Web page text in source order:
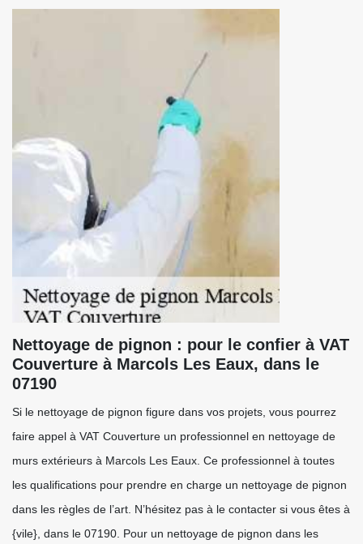
Nettoyage de pignon : pour le confier à VAT
Couverture à Marcols Les Eaux, dans le
07190
Si le nettoyage de pignon figure dans vos projets, vous pourrez
faire appel à VAT Couverture un professionnel en nettoyage de
murs extérieurs à Marcols Les Eaux. Ce professionnel à toutes
les qualifications pour prendre en charge un nettoyage de pignon
dans les règles de l’art. N’hésitez pas à le contacter si vous êtes à
{vile}, dans le 07190. Pour un nettoyage de pignon dans les